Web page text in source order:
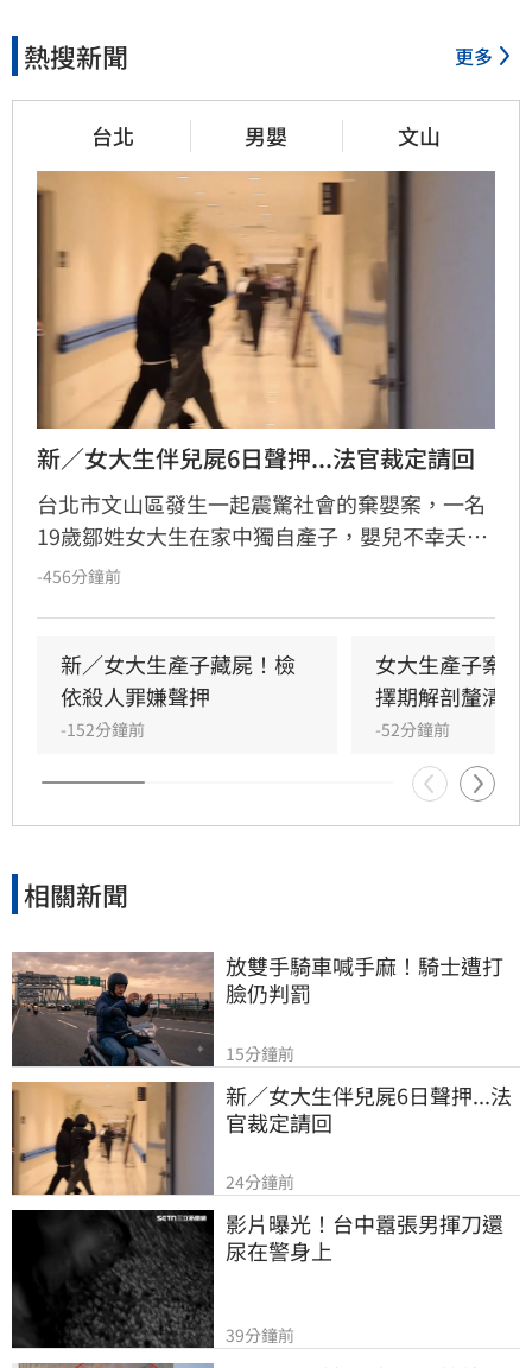
熱搜新聞 更多
台北 男嬰 文山
新／女大生伴兒屍6日聲押...法官裁定請回
台北市文山區發生一起震驚社會的棄嬰案，一名
19歲鄒姓女大生在家中獨自產子，嬰兒不幸夭折
後，她竟將遺體藏於房內數日，直至飄散異味才
女雖涉犯殺人罪嫌重大，且有湮滅證據之虞遭檢
方聲請羈押，但台北地方法院審理後，認定其無
逃亡之虞，裁定無保請回。此案揭露了年輕女性
隱匿懷孕的社會隱憂，全案目前正由檢警深入調
查中，釐清嬰兒死亡真相與鄒女當時的犯罪動
機，後續司法進度備受各界高度關注。
-456分鐘前
新／女大生產子藏屍！檢
依殺人罪嫌聲押
-152分鐘前
女大生產子案
擇期解剖釐清死
-52分鐘前
相關新聞
放雙手騎車喊手麻！騎士遭打
臉仍判罰
15分鐘前
新／女大生伴兒屍6日聲押...法
官裁定請回
24分鐘前
影片曝光！台中囂張男揮刀還
尿在警身上
39分鐘前